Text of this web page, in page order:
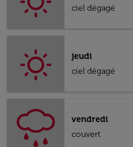
ciel dégagé
jeudi
ciel dégagé
vendredi
couvert